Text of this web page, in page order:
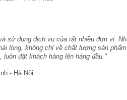
sử dụng dịch vụ của rất nhiều đơn vị.
lòng, không chỉ về chất lượng sản
luôn đặt khách hàng lên hàng đầu."
- Hà Nội